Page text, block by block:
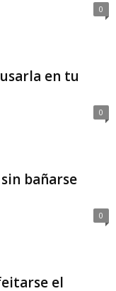
0
en tu
0
bañarse
0
el